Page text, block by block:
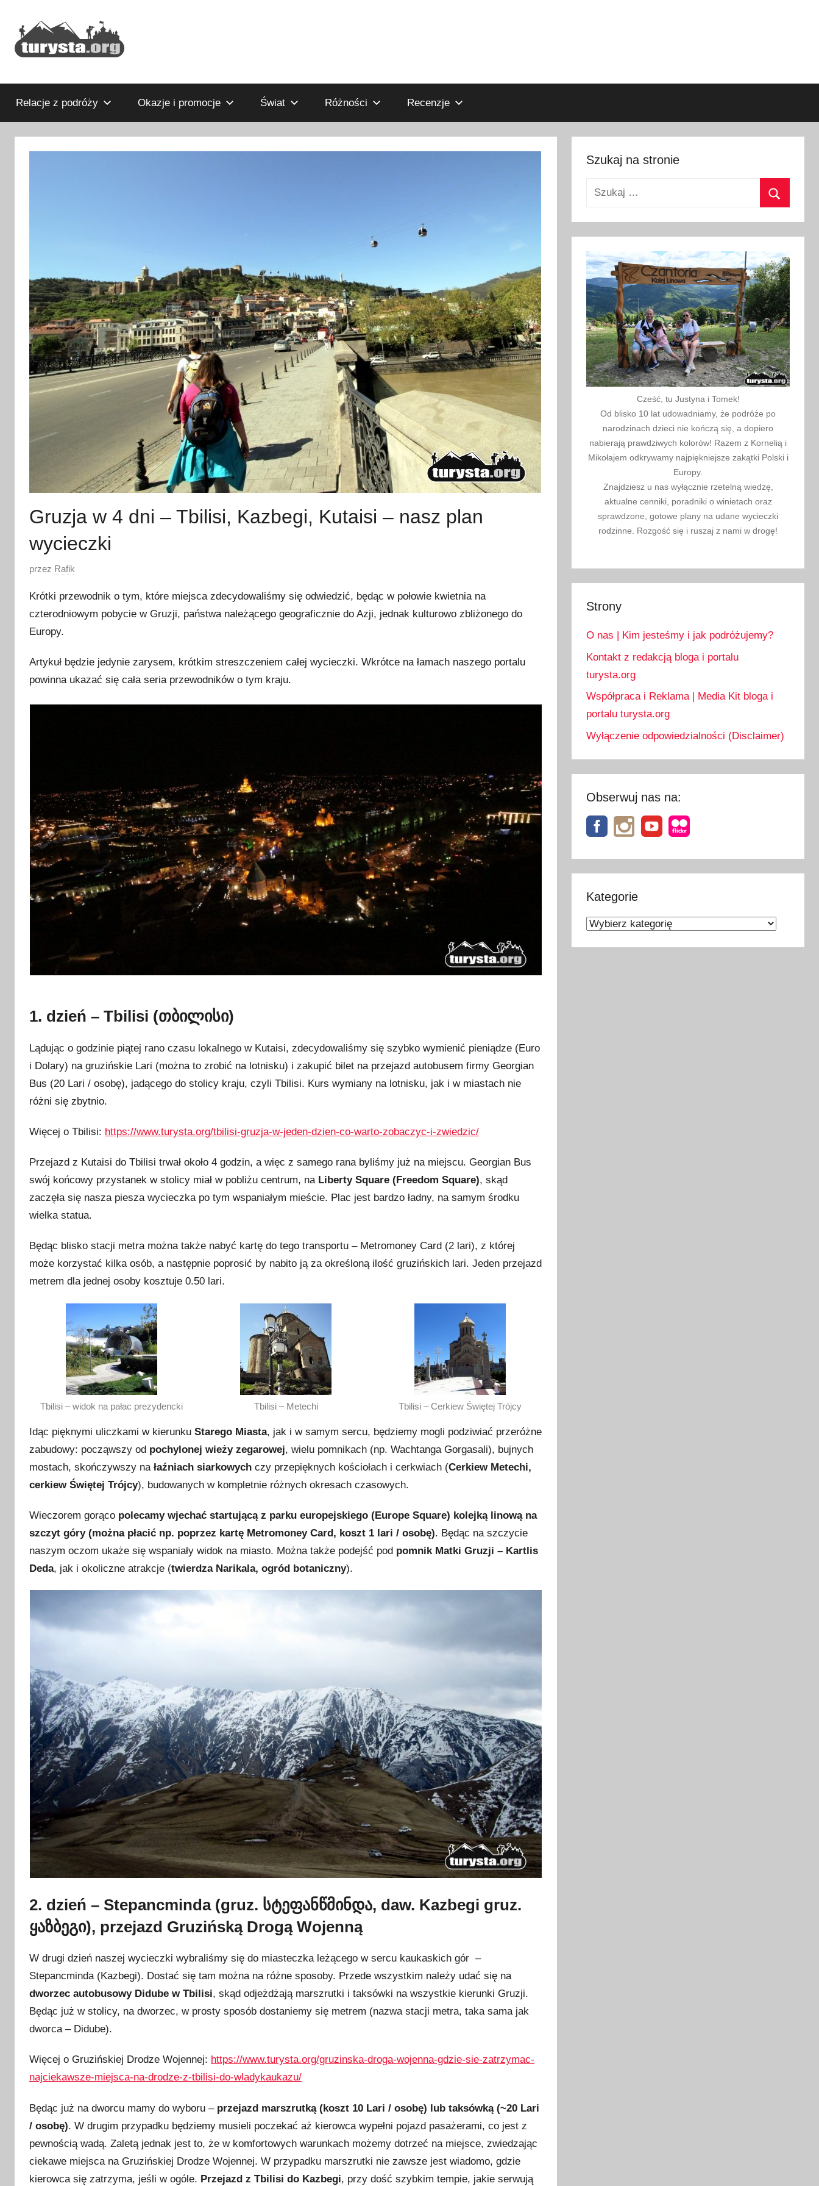
treści
Turysta.org
blog
podróżniczy
turystyczny
Relacje z podróży Okazje i promocje Świat Różności Recenzje
Gruzja w 4 dni – Tbilisi, Kazbegi, Kutaisi – nasz plan
wycieczki
O
u
b
k
o
w
i
e
t
n
i
a
7
przez Rafik
Krótki przewodnik o tym, które miejsca zdecydowaliśmy się odwiedzić, będąc w połowie kwietnia na
czterodniowym pobycie w Gruzji, państwa należącego geograficznie do Azji, jednak kulturowo zbliżonego do
Europy.
Artykuł będzie jedynie zarysem, krótkim streszczeniem całej wycieczki. Wkrótce na łamach naszego portalu
powinna ukazać się cała seria przewodników o tym kraju.
1. dzień – Tbilisi (თბილისი)
Lądując o godzinie piątej rano czasu lokalnego w Kutaisi, zdecydowaliśmy się szybko wymienić pieniądze (Euro
i Dolary) na gruzińskie Lari (można to zrobić na lotnisku) i zakupić bilet na przejazd autobusem firmy Georgian
Bus (20 Lari / osobę), jadącego do stolicy kraju, czyli Tbilisi. Kurs wymiany na lotnisku, jak i w miastach nie
różni się zbytnio.
Więcej o Tbilisi: https://www.turysta.org/tbilisi-gruzja-w-jeden-dzien-co-warto-zobaczyc-i-zwiedzic/
Przejazd z Kutaisi do Tbilisi trwał około 4 godzin, a więc z samego rana byliśmy już na miejscu. Georgian Bus
swój końcowy przystanek w stolicy miał w pobliżu centrum, na Liberty Square (Freedom Square), skąd
zaczęła się nasza piesza wycieczka po tym wspaniałym mieście. Plac jest bardzo ładny, na samym środku
wielka statua.
Będąc blisko stacji metra można także nabyć kartę do tego transportu – Metromoney Card (2 lari), z której
może korzystać kilka osób, a następnie poprosić by nabito ją za określoną ilość gruzińskich lari. Jeden przejazd
metrem dla jednej osoby kosztuje 0.50 lari.
Tbilisi – widok na pałac prezydencki Tbilisi – Metechi Tbilisi – Cerkiew Świętej Trójcy
Idąc pięknymi uliczkami w kierunku Starego Miasta, jak i w samym sercu, będziemy mogli podziwiać przeróżne
zabudowy: począwszy od pochylonej wieży zegarowej, wielu pomnikach (np. Wachtanga Gorgasali), bujnych
mostach, skończywszy na łaźniach siarkowych czy przepięknych kościołach i cerkwiach (Cerkiew Metechi,
cerkiew Świętej Trójcy), budowanych w kompletnie różnych okresach czasowych.
Wieczorem gorąco polecamy wjechać startującą z parku europejskiego (Europe Square) kolejką linową na
szczyt góry (można płacić np. poprzez kartę Metromoney Card, koszt 1 lari / osobę). Będąc na szczycie
naszym oczom ukaże się wspaniały widok na miasto. Można także podejść pod pomnik Matki Gruzji – Kartlis
Deda, jak i okoliczne atrakcje (twierdza Narikala, ogród botaniczny).
2. dzień – Stepancminda (gruz. სტეფანწმინდა, daw. Kazbegi gruz.
ყაზბეგი), przejazd Gruzińską Drogą Wojenną
W drugi dzień naszej wycieczki wybraliśmy się do miasteczka leżącego w sercu kaukaskich gór –
Stepancminda (Kazbegi). Dostać się tam można na różne sposoby. Przede wszystkim należy udać się na
dworzec autobusowy Didube w Tbilisi, skąd odjeżdżają marszrutki i taksówki na wszystkie kierunki Gruzji.
Będąc już w stolicy, na dworzec, w prosty sposób dostaniemy się metrem (nazwa stacji metra, taka sama jak
dworca – Didube).
Więcej o Gruzińskiej Drodze Wojennej: https://www.turysta.org/gruzinska-droga-wojenna-gdzie-sie-zatrzymac-
najciekawsze-miejsca-na-drodze-z-tbilisi-do-wladykaukazu/
Będąc już na dworcu mamy do wyboru – przejazd marszrutką (koszt 10 Lari / osobę) lub taksówką (~20 Lari
/ osobę). W drugim przypadku będziemy musieli poczekać aż kierowca wypełni pojazd pasażerami, co jest z
pewnością wadą. Zaletą jednak jest to, że w komfortowych warunkach możemy dotrzeć na miejsce, zwiedzając
ciekawe miejsca na Gruzińskiej Drodze Wojennej. W przypadku marszrutki nie zawsze jest wiadomo, gdzie
kierowca się zatrzyma, jeśli w ogóle. Przejazd z Tbilisi do Kazbegi, przy dość szybkim tempie, jakie serwują
Szukaj na stronie
Szukaj:
Cześć, tu Justyna i Tomek!
Od blisko 10 lat udowadniamy, że podróże po
narodzinach dzieci nie kończą się, a dopiero
nabierają prawdziwych kolorów! Razem z Kornelią i
Mikołajem odkrywamy najpiękniejsze zakątki Polski i
Europy.
Znajdziesz u nas wyłącznie rzetelną wiedzę,
aktualne cenniki, poradniki o winietach oraz
sprawdzone, gotowe plany na udane wycieczki
rodzinne. Rozgość się i ruszaj z nami w drogę!
Strony
O nas | Kim jesteśmy i jak podróżujemy?
Kontakt z redakcją bloga i portalu
turysta.org
Współpraca i Reklama | Media Kit bloga i
portalu turysta.org
Wyłączenie odpowiedzialności (Disclaimer)
Obserwuj nas na:
Kategorie
Kategorie